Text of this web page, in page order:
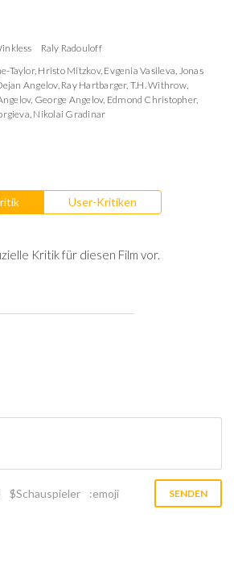
Raly Radouloff
Taylor, Hristo Mitzkov, Evgenia Vasileva, Jonas
Angelov, Ray Hartbarger, T.H. Withrow,
, George Angelov, Edmond Christopher,
, Nikolai Gradinar
User-Kritiken
Kritik für diesen Film vor.
$Schauspieler :emoji